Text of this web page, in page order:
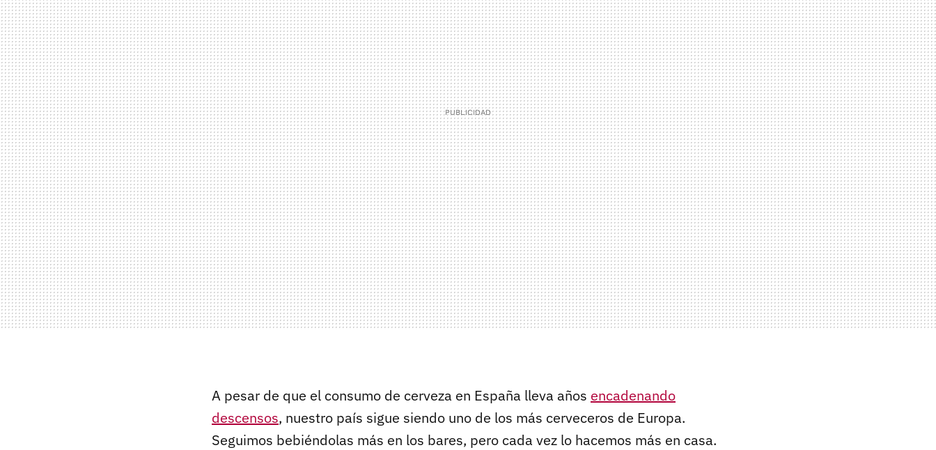
A pesar de que el consumo de cerveza en España lleva años encadenando
descensos, nuestro país sigue siendo uno de los más cerveceros de Europa.
Seguimos bebiéndolas más en los bares, pero cada vez lo hacemos más en casa.